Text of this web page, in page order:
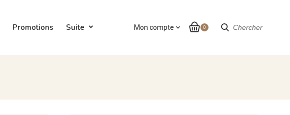
Chercher
Promotions Suite 0
Mon compte expand_more